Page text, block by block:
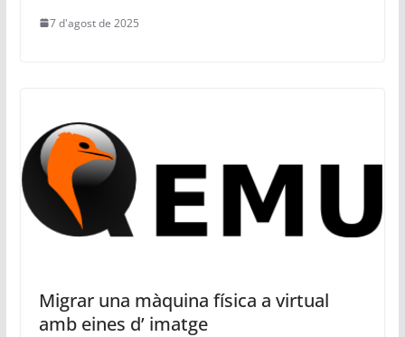
7 d'agost de 2025
Migrar una màquina física a virtual
amb eines d’ imatge